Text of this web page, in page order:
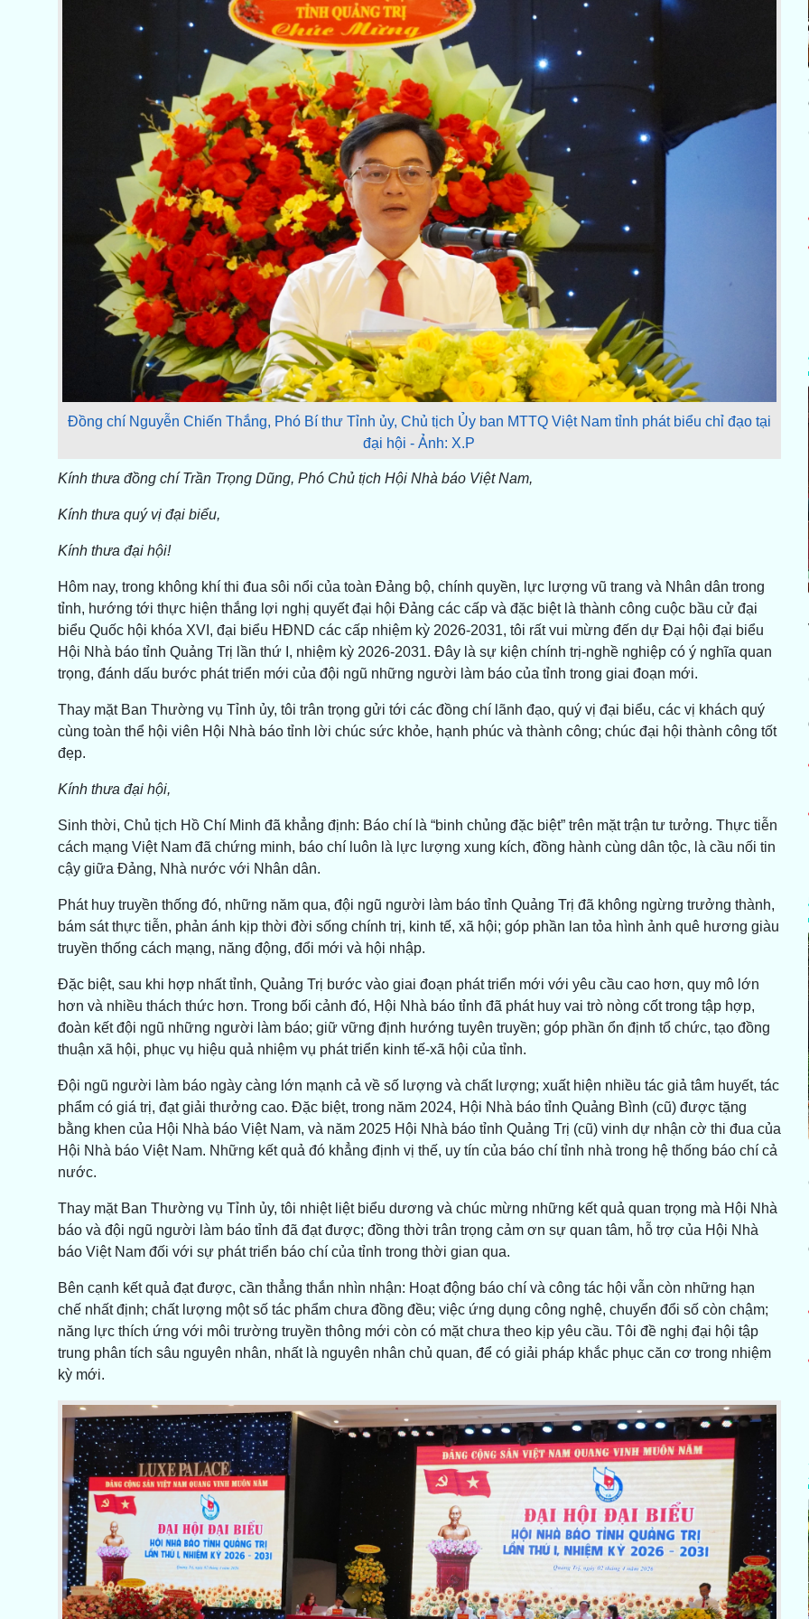
Đồng chí Nguyễn Chiến Thắng, Phó Bí thư Tỉnh ủy, Chủ tịch Ủy ban MTTQ Việt Nam tỉnh phát biểu chỉ đạo tại
đại hội - Ảnh: X.P
Kính thưa đồng chí Trần Trọng Dũng, Phó Chủ tịch Hội Nhà báo Việt Nam,
Kính thưa quý vị đại biểu,
Kính thưa đại hội!
Hôm nay, trong không khí thi đua sôi nổi của toàn Đảng bộ, chính quyền, lực lượng vũ trang và Nhân dân trong
tỉnh, hướng tới thực hiện thắng lợi nghị quyết đại hội Đảng các cấp và đặc biệt là thành công cuộc bầu cử đại
biểu Quốc hội khóa XVI, đại biểu HĐND các cấp nhiệm kỳ 2026-2031, tôi rất vui mừng đến dự Đại hội đại biểu
Hội Nhà báo tỉnh Quảng Trị lần thứ I, nhiệm kỳ 2026-2031. Đây là sự kiện chính trị-nghề nghiệp có ý nghĩa quan
trọng, đánh dấu bước phát triển mới của đội ngũ những người làm báo của tỉnh trong giai đoạn mới.
Thay mặt Ban Thường vụ Tỉnh ủy, tôi trân trọng gửi tới các đồng chí lãnh đạo, quý vị đại biểu, các vị khách quý
cùng toàn thể hội viên Hội Nhà báo tỉnh lời chúc sức khỏe, hạnh phúc và thành công; chúc đại hội thành công tốt
đẹp.
Kính thưa đại hội,
Sinh thời, Chủ tịch Hồ Chí Minh đã khẳng định: Báo chí là “binh chủng đặc biệt” trên mặt trận tư tưởng. Thực tiễn
cách mạng Việt Nam đã chứng minh, báo chí luôn là lực lượng xung kích, đồng hành cùng dân tộc, là cầu nối tin
cậy giữa Đảng, Nhà nước với Nhân dân.
Phát huy truyền thống đó, những năm qua, đội ngũ người làm báo tỉnh Quảng Trị đã không ngừng trưởng thành,
bám sát thực tiễn, phản ánh kịp thời đời sống chính trị, kinh tế, xã hội; góp phần lan tỏa hình ảnh quê hương giàu
truyền thống cách mạng, năng động, đổi mới và hội nhập.
Đặc biệt, sau khi hợp nhất tỉnh, Quảng Trị bước vào giai đoạn phát triển mới với yêu cầu cao hơn, quy mô lớn
hơn và nhiều thách thức hơn. Trong bối cảnh đó, Hội Nhà báo tỉnh đã phát huy vai trò nòng cốt trong tập hợp,
đoàn kết đội ngũ những người làm báo; giữ vững định hướng tuyên truyền; góp phần ổn định tổ chức, tạo đồng
thuận xã hội, phục vụ hiệu quả nhiệm vụ phát triển kinh tế-xã hội của tỉnh.
Đội ngũ người làm báo ngày càng lớn mạnh cả về số lượng và chất lượng; xuất hiện nhiều tác giả tâm huyết, tác
phẩm có giá trị, đạt giải thưởng cao. Đặc biệt, trong năm 2024, Hội Nhà báo tỉnh Quảng Bình (cũ) được tặng
bằng khen của Hội Nhà báo Việt Nam, và năm 2025 Hội Nhà báo tỉnh Quảng Trị (cũ) vinh dự nhận cờ thi đua của
Hội Nhà báo Việt Nam. Những kết quả đó khẳng định vị thế, uy tín của báo chí tỉnh nhà trong hệ thống báo chí cả
nước.
Thay mặt Ban Thường vụ Tỉnh ủy, tôi nhiệt liệt biểu dương và chúc mừng những kết quả quan trọng mà Hội Nhà
báo và đội ngũ người làm báo tỉnh đã đạt được; đồng thời trân trọng cảm ơn sự quan tâm, hỗ trợ của Hội Nhà
báo Việt Nam đối với sự phát triển báo chí của tỉnh trong thời gian qua.
Bên cạnh kết quả đạt được, cần thẳng thắn nhìn nhận: Hoạt động báo chí và công tác hội vẫn còn những hạn
chế nhất định; chất lượng một số tác phẩm chưa đồng đều; việc ứng dụng công nghệ, chuyển đổi số còn chậm;
năng lực thích ứng với môi trường truyền thông mới còn có mặt chưa theo kịp yêu cầu. Tôi đề nghị đại hội tập
trung phân tích sâu nguyên nhân, nhất là nguyên nhân chủ quan, để có giải pháp khắc phục căn cơ trong nhiệm
kỳ mới.